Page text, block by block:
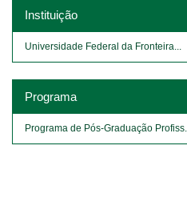
Instituição
Universidade Federal da Fronteira...
Programa
Programa de Pós-Graduação Profiss...